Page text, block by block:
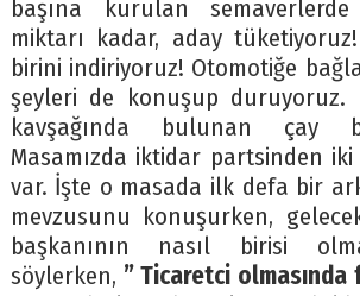
başına kurulan
miktarı kadar, aday
birini indiriyoruz! Otomotiğe
şeyleri de konuşup duruyoruz.
kavşağında bulunan çay
Masamızda iktidar partsinden
var. İşte o masada ilk defa bir
mevzusunu konuşurken,
başkanının nasıl birisi
söylerken, ” Ticaretci olmasında